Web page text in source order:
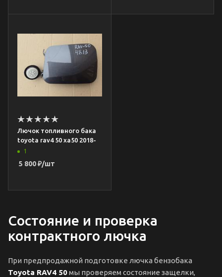
Лючок топливного бака
toyota rav4 50 xa50 2018-
1
5 800₽/шт
Состояние и проверка
контрактного лючка
При предпродажной подготовке лючка бензобака
Toyota RAV4 50мы проверяем состояние защелки,